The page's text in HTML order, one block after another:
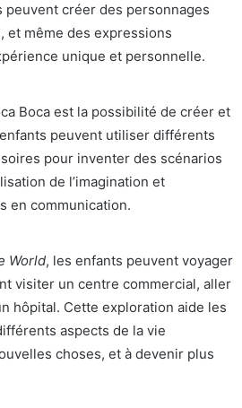
créer des personnages
et même des expressions
unique et personnelle.
Boca est la possibilité de créer et
peuvent utiliser différents
pour inventer des scénarios
de l’imagination et
en communication.
World, les enfants peuvent voyager
visiter un centre commercial, aller
hôpital. Cette exploration aide les
aspects de la vie
choses, et à devenir plus